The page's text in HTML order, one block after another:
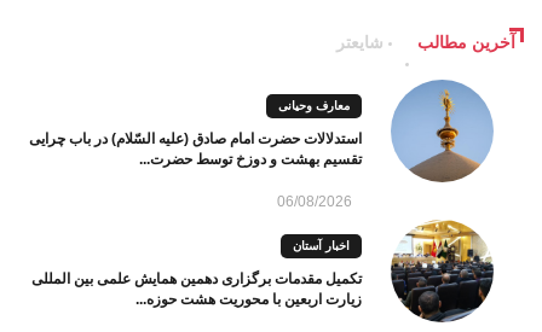
آخرین مطالب شایعتر
معارف وحیانی
استدلالات حضرت امام صادق (علیه السّلام) در باب چرایی
تقسیم بهشت و دوزخ توسط حضرت...
06/08/2026
اخبار آستان
تکمیل مقدمات برگزاری دهمین همایش علمی بین المللی
زیارت اربعین با محوریت هشت حوزه...